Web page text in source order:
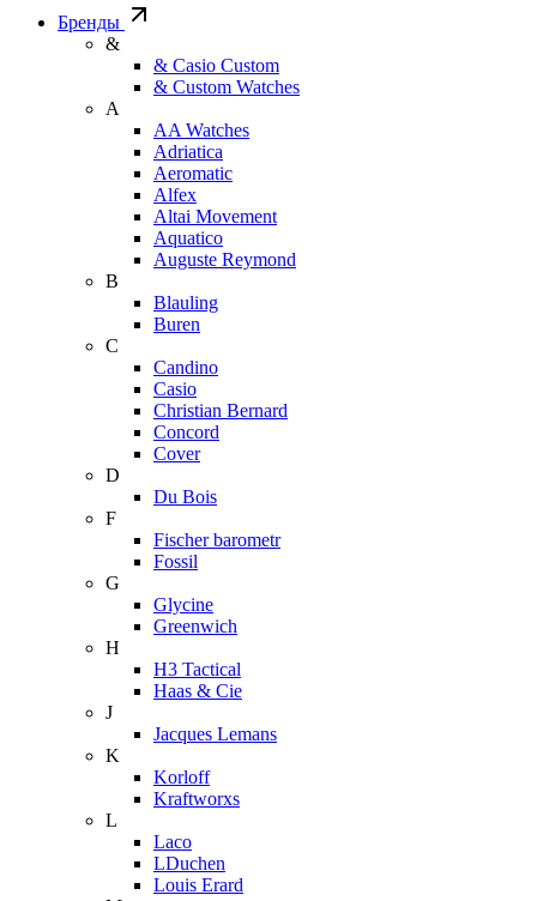
Бренды
&
& Casio Custom
& Custom Watches
A
AA Watches
Adriatica
Aeromatic
Alfex
Altai Movement
Aquatico
Auguste Reymond
B
Blauling
Buren
C
Candino
Casio
Christian Bernard
Concord
Cover
D
Du Bois
F
Fischer barometr
Fossil
G
Glycine
Greenwich
H
H3 Tactical
Haas & Cie
J
Jacques Lemans
K
Korloff
Kraftworxs
L
Laco
LDuchen
Louis Erard